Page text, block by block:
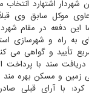
شهردار اشتهارد
موکل سابق وی
دفعه در مقام
به راه و شهرسازی
متر مربع تأیید و
دریافت سند با
زمین و مسکن بهره مند
با آرای قبلی